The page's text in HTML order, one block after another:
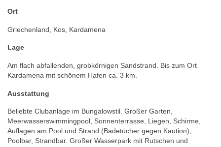
Ort
Griechenland, Kos, Kardamena
Lage
Am flach abfallenden, grobkörnigen Sandstrand. Bis zum Ort
Kardamena mit schönem Hafen ca. 3 km.
Ausstattung
Beliebte Clubanlage im Bungalowstil. Großer Garten,
Meerwasserswimmingpool, Sonnenterrasse, Liegen, Schirme,
Auflagen am Pool und Strand (Badetücher gegen Kaution),
Poolbar, Strandbar. Großer Wasserpark mit Rutschen und